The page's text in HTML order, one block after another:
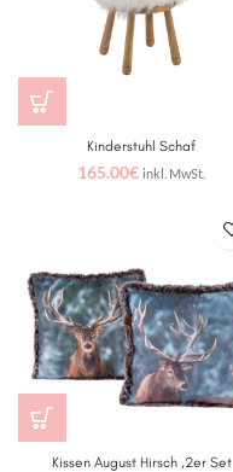
Kinderstuhl Schaf
165.00€ inkl. MwSt.
Kissen August Hirsch ,2er Set